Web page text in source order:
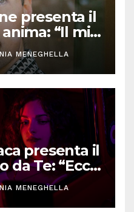
presenta il
“Il mio
ecco da
MENEGHELLA
presenta il
da Te: “Ecco
MENEGHELLA